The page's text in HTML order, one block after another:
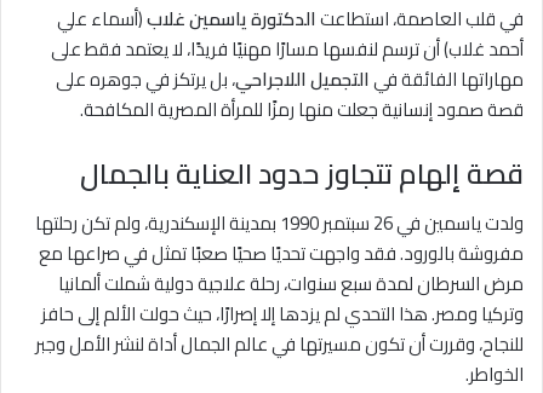
في قلب العاصمة، استطاعتالدكتورة ياسمين غلاب(أسماء علي
أحمد غلاب) أن ترسم لنفسها مسارًا مهنيًا فريدًا، لا يعتمد فقط على
مهاراتها الفائقة فيالتجميل اللاجراحي، بل يرتكز في جوهره على
قصة صمود إنسانية جعلت منها رمزًا للمرأة المصرية المكافحة.
قصة إلهام تتجاوز حدود العناية بالجمال
ولدت ياسمين في 26 سبتمبر 1990 بمدينة الإسكندرية، ولم تكن رحلتها
مفروشة بالورود. فقد واجهت تحديًا صحيًا صعبًا تمثل في صراعها مع
مرض السرطان لمدة سبع سنوات، رحلة علاجية دولية شملت ألمانيا
وتركيا ومصر. هذا التحدي لم يزدها إلا إصرارًا، حيث حولت الألم إلى حافز
للنجاح، وقررت أن تكون مسيرتها في عالم الجمال أداة لنشر الأمل وجبر
الخواطر.